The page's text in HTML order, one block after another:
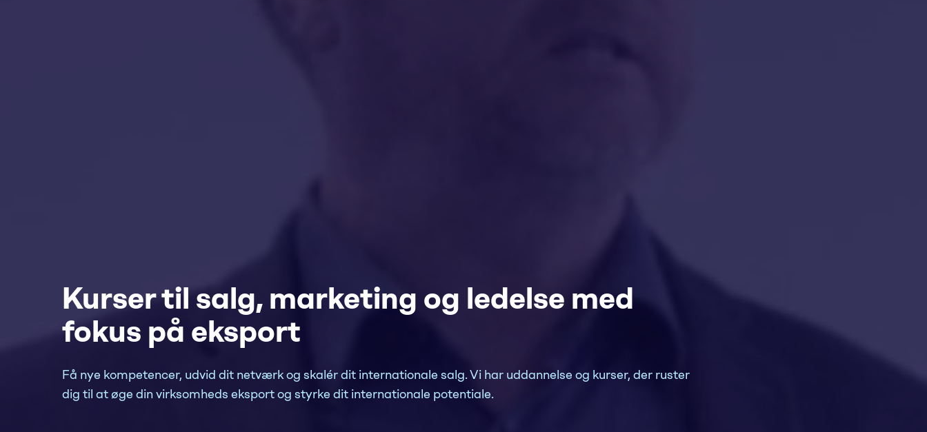
Kurser til salg, marketing og ledelse med
fokus på eksport
Få nye kompetencer, udvid dit netværk og skalér dit internationale salg. Vi har uddannelse og kurser, der ruster
dig til at øge din virksomheds eksport og styrke dit internationale potentiale.